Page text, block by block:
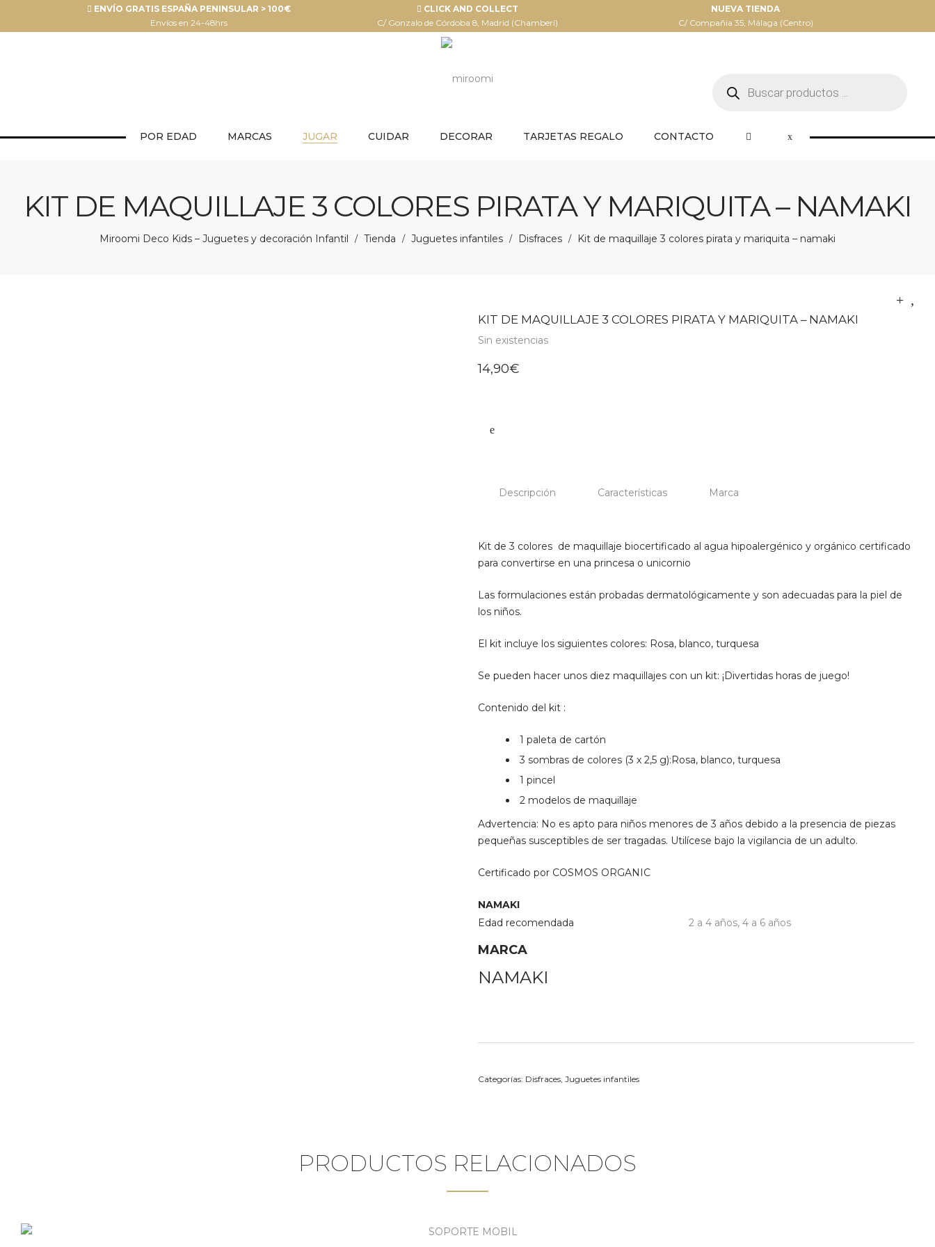
ENVÍO GRATIS ESPAÑA PENINSULAR > 100€
Envíos en 24-48hrs
CLICK AND COLLECT
C/ Gonzalo de Córdoba 8, Madrid (Chamberí)
NUEVA TIENDA
C/ Compañia 35, Málaga (Centro)
productos
POR EDAD MARCAS JUGAR CUIDAR DECORAR TARJETAS REGALO CONTACTO
KIT DE MAQUILLAJE 3 COLORES PIRATA Y MARIQUITA – NAMAKI
Miroomi Deco Kids – Juguetes y decoración Infantil / Tienda / Juguetes infantiles / Disfraces / Kit de maquillaje 3 colores pirata y mariquita – namaki
KIT DE MAQUILLAJE 3 COLORES PIRATA Y MARIQUITA – NAMAKI
Sin existencias
14,90€
Descripción Características Marca
Kit de 3 colores de maquillaje biocertificado al agua hipoalergénico y orgánico certificado
para convertirse en una princesa o unicornio
Las formulaciones están probadas dermatológicamente y son adecuadas para la piel de
los niños.
El kit incluye los siguientes colores: Rosa, blanco, turquesa
Se pueden hacer unos diez maquillajes con un kit: ¡Divertidas horas de juego!
Contenido del kit :
1 paleta de cartón
3 sombras de colores (3 x 2,5 g):Rosa, blanco, turquesa
1 pincel
2 modelos de maquillaje
Advertencia: No es apto para niños menores de 3 años debido a la presencia de piezas
pequeñas susceptibles de ser tragadas. Utilícese bajo la vigilancia de un adulto.
Certificado por COSMOS ORGANIC
NAMAKI
Edad recomendada
2 a 4 años, 4 a 6 años
MARCA
NAMAKI
Categorías: Disfraces Juguetes infantiles
PRODUCTOS RELACIONADOS